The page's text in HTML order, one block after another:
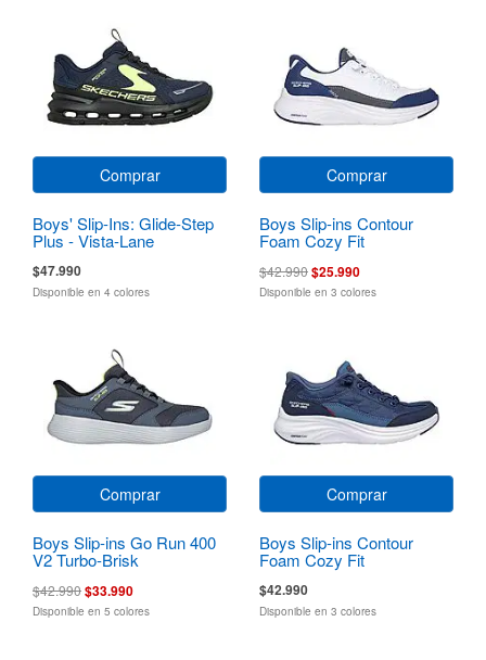
Comprar
Boys' Slip-Ins: Glide-Step
Plus - Vista-Lane
$47.990
Disponible en 4 colores
Comprar
Boys Slip-ins Contour
Foam Cozy Fit
$42.990$25.990
Disponible en 3 colores
Comprar
Boys Slip-ins Go Run 400
V2 Turbo-Brisk
$42.990$33.990
Disponible en 5 colores
Comprar
Boys Slip-ins Contour
Foam Cozy Fit
$42.990
Disponible en 3 colores